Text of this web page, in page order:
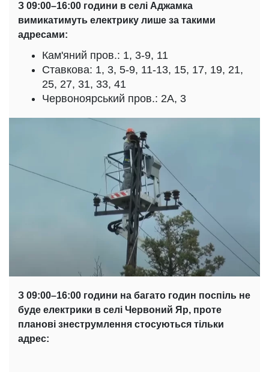
З 09:00–16:00 години в селі Аджамка
вимикатимуть електрику лише за такими
адресами:
Кам'яний пров.: 1, 3-9, 11
Ставкова: 1, 3, 5-9, 11-13, 15, 17, 19, 21,
25, 27, 31, 33, 41
Червоноярський пров.: 2А, 3
З 09:00–16:00 години на багато годин поспіль не
буде електрики в селі Червоний Яр, проте
планові знеструмлення стосуються тільки
адрес: